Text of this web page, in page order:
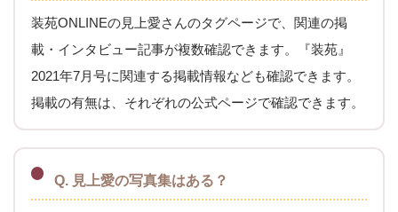
装苑ONLINEの見上愛さんのタグページで、関連の掲
載・インタビュー記事が複数確認できます。『装苑』
2021年7月号に関連する掲載情報なども確認できます。
掲載の有無は、それぞれの公式ページで確認できます。
Q. 見上愛の写真集はある？